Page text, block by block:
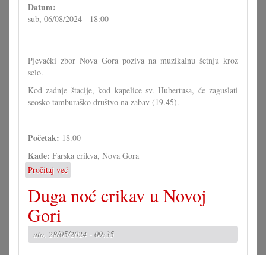
Datum:
sub, 06/08/2024 - 18:00
Pjevački zbor Nova Gora poziva na muzikalnu šetnju kroz
selo.
Kod zadnje štacije, kod kapelice sv. Hubertusa, će zaguslati
seosko tamburaško društvo na zabav (19.45).
Početak: 18.00
Kade: Farska crikva, Nova Gora
Pročitaj već
Muzikalna
šetnja
kroz
Goru
Duga noć crikav u Novoj
Gori
uto, 28/05/2024 - 09:35